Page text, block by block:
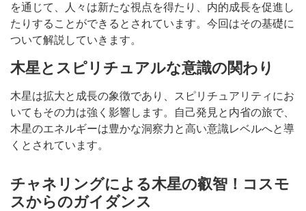
を通じて、人々は新たな視点を得たり、内的成長を促進し
たりすることができるとされています。今回はその基礎に
ついて解説していきます。
木星とスピリチュアルな意識の関わり
木星は拡大と成長の象徴であり、スピリチュアリティにお
いてもその力は強く影響します。自己発見と内省の旅で、
木星のエネルギーは豊かな洞察力と高い意識レベルへと導
くとされています。
チャネリングによる木星の叡智！コスモ
スからのガイダンス